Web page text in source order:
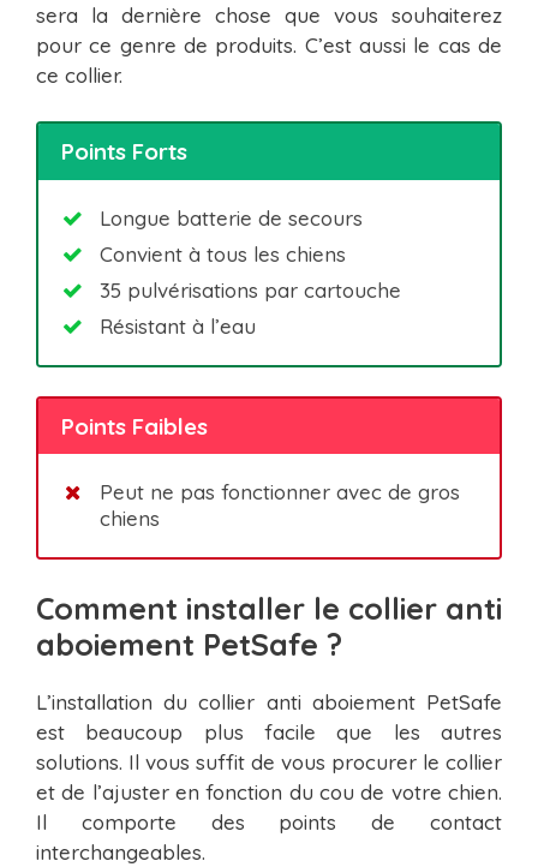
sera la dernière chose que vous souhaiterez
pour ce genre de produits. C’est aussi le cas de
ce collier.
Points Forts
Longue batterie de secours
Convient à tous les chiens
35 pulvérisations par cartouche
Résistant à l’eau
Points Faibles
Peut ne pas fonctionner avec de gros
chiens
Comment installer le collier anti
aboiement PetSafe ?
L’installation du collier anti aboiement PetSafe
est beaucoup plus facile que les autres
solutions. Il vous suffit de vous procurer le collier
et de l’ajuster en fonction du cou de votre chien.
Il comporte des points de contact
interchangeables.